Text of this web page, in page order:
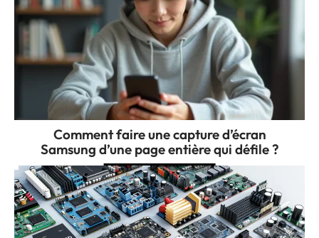
Comment faire une capture d’écran
Samsung d’une page entière qui défile ?